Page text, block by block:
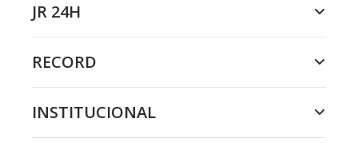
JR 24H
RECORD
INSTITUCIONAL